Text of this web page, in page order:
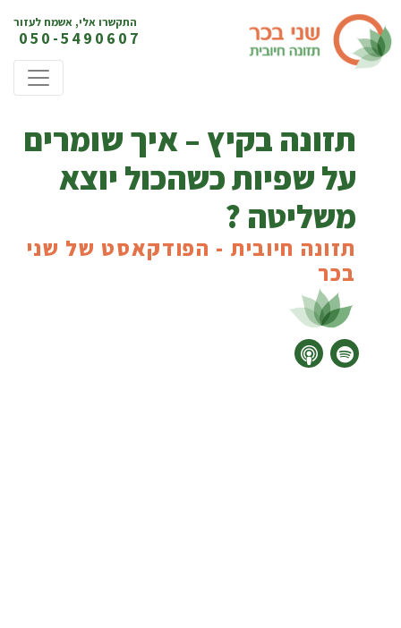
אפשריות דילוג התקשרו אלי, אשמח לעזור
050-5490607
תזונה בקיץ – איך שומרים
על שפיות כשהכול יוצא
משליטה ?
תזונה חיובית - הפודקאסט של שני
בכר
להקשיב בספוטפי
להקשיב באפל פודקאסט